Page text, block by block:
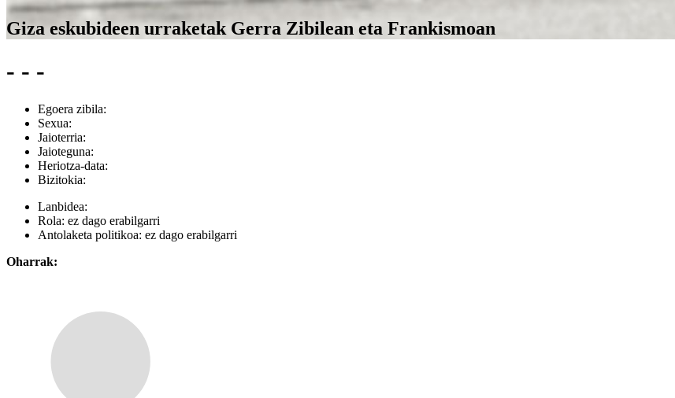
Giza eskubideen urraketak Gerra Zibilean eta Frankismoan
- - -
Egoera zibila:
Sexua:
Jaioterria:
Jaioteguna:
Heriotza-data:
Bizitokia:
Lanbidea:
Rola: ez dago erabilgarri
Antolaketa politikoa: ez dago erabilgarri
Oharrak: